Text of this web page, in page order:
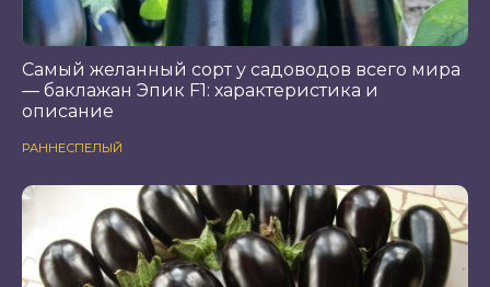
Самый желанный сорт у садоводов всего мира
— баклажан Эпик F1: характеристика и
описание
РАННЕСПЕЛЫЙ